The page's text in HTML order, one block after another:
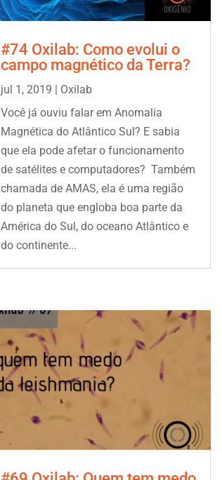
#74 Oxilab: Como evolui o
campo magnético da Terra?
jul 1, 2019 | Oxilab
Você já ouviu falar em Anomalia
Magnética do Atlântico Sul? E sabia
que ela pode afetar o funcionamento
de satélites e computadores? Também
chamada de AMAS, ela é uma região
do planeta que engloba boa parte da
América do Sul, do oceano Atlântico e
do continente...